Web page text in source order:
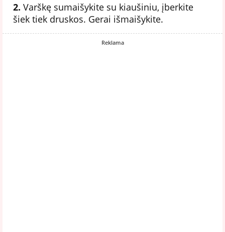
2. Varškę sumaišykite su kiaušiniu, įberkite
šiek tiek druskos. Gerai išmaišykite.
Reklama